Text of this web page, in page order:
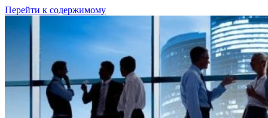
Перейти к содержимому